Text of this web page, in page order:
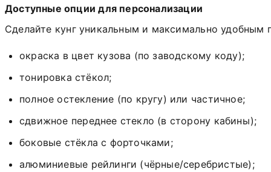
Доступные опции дляперсонализации
Сделайте кунгуникальным и максимально удобным
окраска вцвет кузова (по заводскому коду);
тонировка стёкол;
полное остекление (по кругу) или частичное;
сдвижное переднее стекло (в сторону кабины);
боковые стёкла с форточками;
алюминиевые рейлинги (чёрные/серебристые);